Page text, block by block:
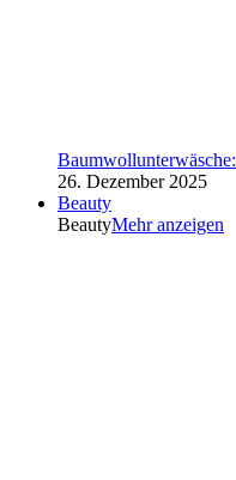
26. Dezember 2025
Beauty
BeautyMehr anzeigen